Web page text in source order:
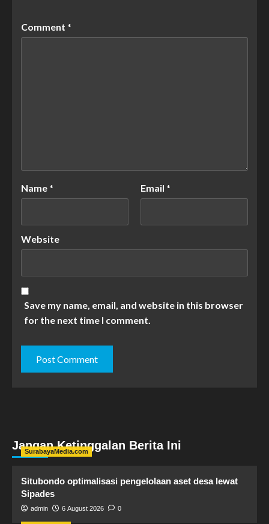
Comment *
Name * Email *
Website
Save my name, email, and website in this browser
for the next time I comment.
Jangan Ketinggalan Berita Ini
SurabayaMedia.com
Situbondo optimalisasi pengelolaan aset desa lewat
Sipades
admin 6 August 2026 0